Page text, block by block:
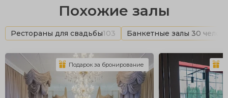
Похожие залы
Рестораны для свадьбы103 Банкетные залы 30
Подарок за бронирование